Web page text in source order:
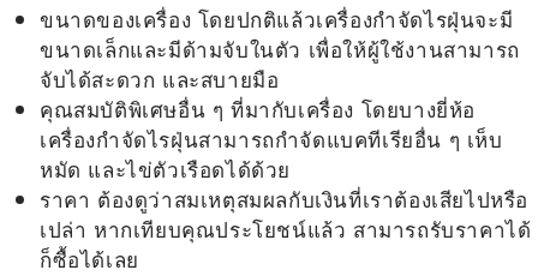
ขนาดของเครื่อง โดยปกติแล้วเครื่องกำจัดไรฝุ่นจะมี
ขนาดเล็กและมีด้ามจับในตัว เพื่อให้ผู้ใช้งานสามารถ
จับได้สะดวก และสบายมือ
คุณสมบัติพิเศษอื่น ๆ ที่มากับเครื่อง โดยบางยี่ห้อ
เครื่องกำจัดไรฝุ่นสามารถกำจัดแบคทีเรียอื่น ๆ เห็บ
หมัด และไข่ตัวเรือดได้ด้วย
ราคา ต้องดูว่าสมเหตุสมผลกับเงินที่เราต้องเสียไปหรือ
เปล่า หากเทียบคุณประโยชน์แล้ว สามารถรับราคาได้
ก็ซื้อได้เลย